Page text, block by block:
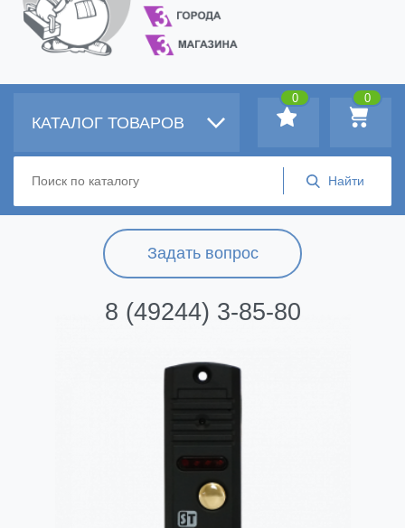
Задать вопрос
8 (49244) 3-85-80
КАТАЛОГ ТОВАРОВ
0
0